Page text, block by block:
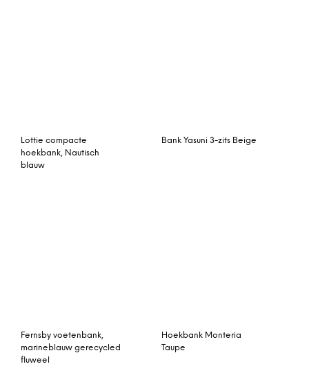
Lottie compacte
hoekbank, Nautisch
blauw
Bank Yasuni 3-zits Beige
Fernsby voetenbank,
marineblauw gerecycled
fluweel
Hoekbank Monteria
Taupe